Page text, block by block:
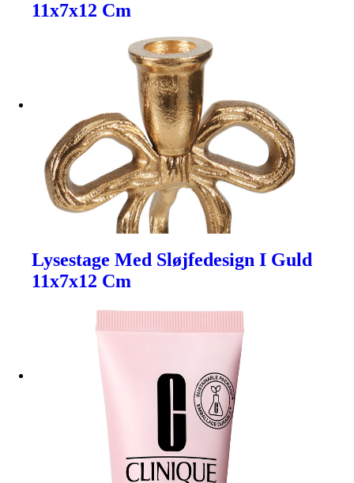
11x7x12 Cm
Lysestage Med Sløjfedesign I Guld
11x7x12 Cm